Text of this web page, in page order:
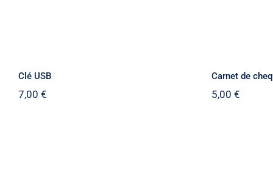
Clé USB
7,00 €
Carnet de
5,00 €